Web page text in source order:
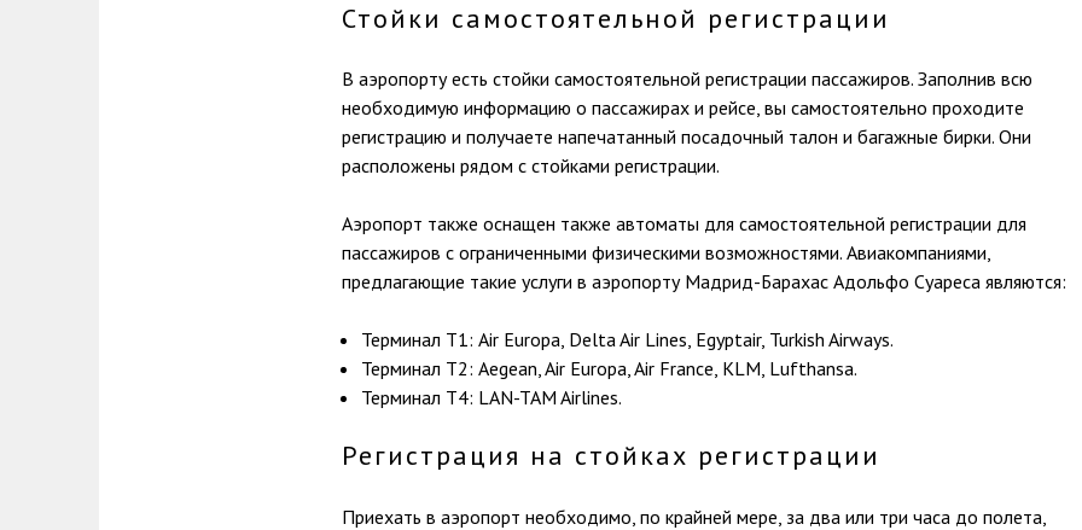
Стойки самостоятельной регистрации
В аэропорту есть стойки самостоятельной регистрации пассажиров. Заполнив всю
необходимую информацию о пассажирах и рейсе, вы самостоятельно проходите
регистрацию и получаете напечатанный посадочный талон и багажные бирки. Они
расположены рядом с стойками регистрации.
Аэропорт также оснащен также автоматы для самостоятельной регистрации для
пассажиров с ограниченными физическими возможностями. Авиакомпаниями,
предлагающие такие услуги в аэропорту Мадрид-Барахас Адольфо Суареса являются:
Терминал Т1: Air Europa, Delta Air Lines, Egyptair, Turkish Airways.
Терминал Т2: Aegean, Air Europa, Air France, KLM, Lufthansa.
Терминал Т4: LAN-TAM Airlines.
Регистрация на стойках регистрации
Приехать в аэропорт необходимо, по крайней мере, за два или три часа до полета,